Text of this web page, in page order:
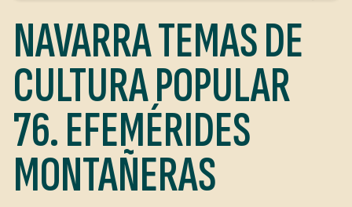
NAVARRA TEMAS DE
CULTURA POPULAR
76. EFEMÉRIDES
MONTAÑERAS